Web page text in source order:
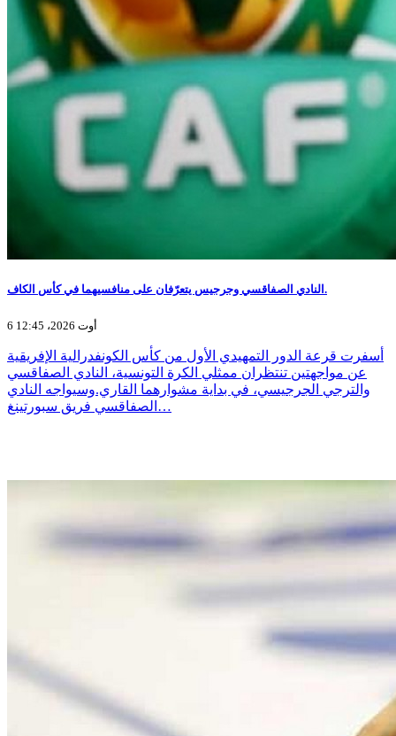
النادي الصفاقسي وجرجيس يتعرّفان على منافسيهما في كأس الكاف.
6 أوت 2026، 12:45
أسفرت قرعة الدور التمهيدي الأول من كأس الكونفدرالية الإفريقية
عن مواجهتين تنتظران ممثلي الكرة التونسية، النادي الصفاقسي
والترجي الجرجيسي، في بداية مشوارهما القاري.وسيواجه النادي
الصفاقسي فريق سبورتينغ…